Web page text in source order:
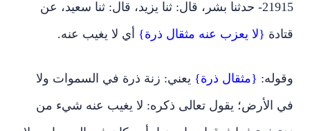
21915- حدثنا بشر، قال: ثنا يزيد، قال: ثنا سعيد، عن
قتادة {لا يعزب عنه مثقال ذرة} أي لا يغيب عنه.
وقوله: {مثقال ذرة} يعني: زنة ذرة في السموات ولا
في الأرض؛ يقول تعالى ذكره: لا يغيب عنه شيء من